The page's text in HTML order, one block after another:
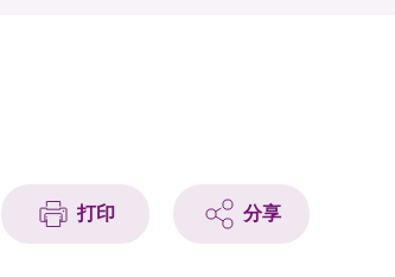
打印 分享